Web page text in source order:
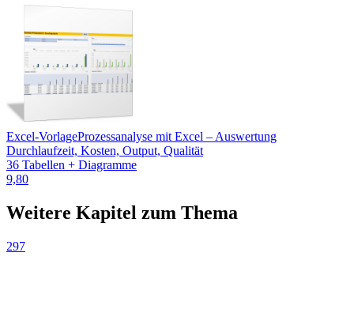
Excel-VorlageProzessanalyse mit Excel – Auswertung
Durchlaufzeit, Kosten, Output, Qualität
36 Tabellen + Diagramme
9,80
Weitere Kapitel zum Thema
297